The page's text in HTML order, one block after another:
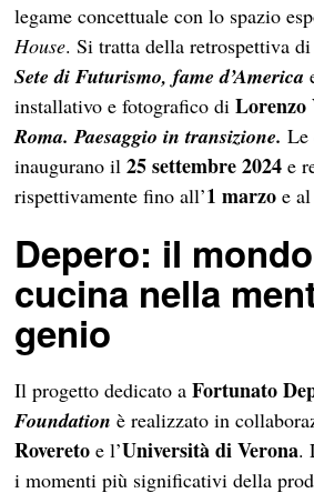
legame concettuale con lo spazio
House. Si tratta della retrospettiva
Sete di Futurismo, fame d’America
installativo e fotografico di
Roma. Paesaggio in transizione. Le
inaugurano il25 settembre 2024 e
rispettivamente fino all’1 marzo e
Depero: il
cucina nella
genio
Il progetto dedicato aFortunato
Foundation è realizzato in
Roveretoe l’Università di Verona.
i momenti più significativi della